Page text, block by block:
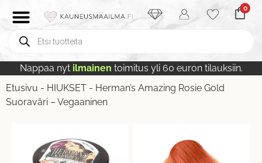
0
Nappaa nyt ilmainen toimitus yli 60 euron tilauksiin.
Etusivu - HIUKSET - Herman’s Amazing Rosie Gold
Suoraväri – Vegaaninen